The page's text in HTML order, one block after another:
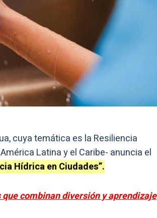
cuya temática es la Resiliencia
Latina y el Caribe- anuncia el
Hídrica en Ciudades”.
combinan diversión y aprendizaje